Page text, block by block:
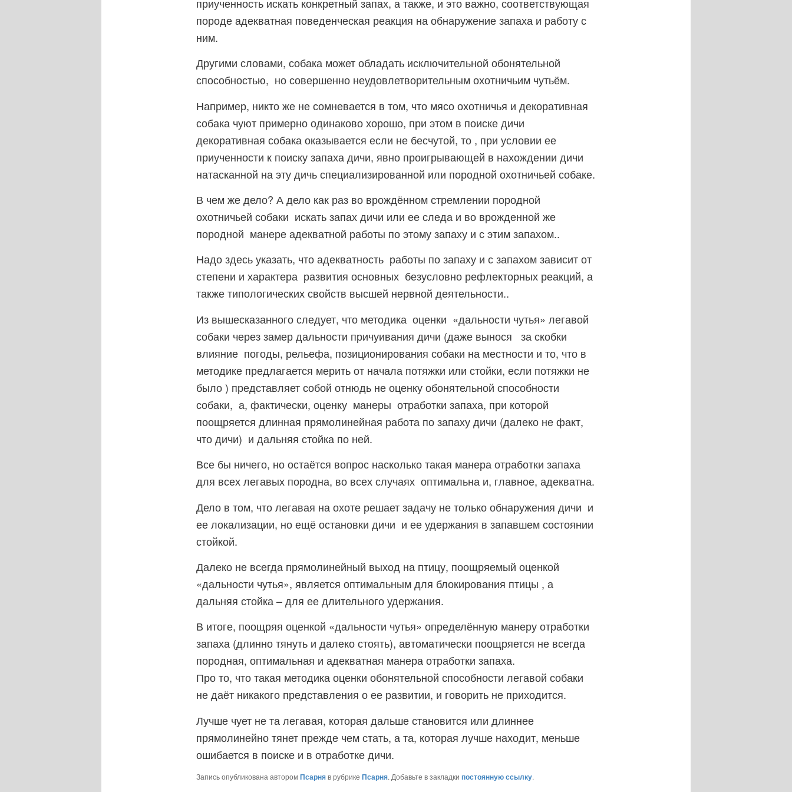
породе адекватная поведенческая реакция на обнаружение запаха и работу с
ним.
Другими словами, собака может обладать исключительной обонятельной
способностью, но совершенно неудовлетворительным охотничьим чутьём.
Например, никто же не сомневается в том, что мясо охотничья и декоративная
собака чуют примерно одинаково хорошо, при этом в поиске дичи
декоративная собака оказывается если не бесчутой, то , при условии ее
приученности к поиску запаха дичи, явно проигрывающей в нахождении дичи
натасканной на эту дичь специализированной или породной охотничьей собаке.
В чем же дело? А дело как раз во врождённом стремлении породной
охотничьей собаки искать запах дичи или ее следа и во врожденной же
породной манере адекватной работы по этому запаху и с этим запахом..
Надо здесь указать, что адекватность работы по запаху и с запахом зависит от
степени и характера развития основных безусловно рефлекторных реакций, а
также типологических свойств высшей нервной деятельности..
Из вышесказанного следует, что методика оценки «дальности чутья» легавой
собаки через замер дальности причуивания дичи (даже вынося за скобки
влияние погоды, рельефа, позиционирования собаки на местности и то, что в
методике предлагается мерить от начала потяжки или стойки, если потяжки не
было ) представляет собой отнюдь не оценку обонятельной способности
собаки, а, фактически, оценку манеры отработки запаха, при которой
поощряется длинная прямолинейная работа по запаху дичи (далеко не факт,
что дичи) и дальняя стойка по ней.
Все бы ничего, но остаётся вопрос насколько такая манера отработки запаха
для всех легавых породна, во всех случаях оптимальна и, главное, адекватна.
Дело в том, что легавая на охоте решает задачу не только обнаружения дичи и
ее локализации, но ещё остановки дичи и ее удержания в запавшем состоянии
стойкой.
Далеко не всегда прямолинейный выход на птицу, поощряемый оценкой
«дальности чутья», является оптимальным для блокирования птицы , а
дальняя стойка – для ее длительного удержания.
В итоге, поощряя оценкой «дальности чутья» определённую манеру отработки
запаха (длинно тянуть и далеко стоять), автоматически поощряется не всегда
породная, оптимальная и адекватная манера отработки запаха.
Про то, что такая методика оценки обонятельной способности легавой собаки
не даёт никакого представления о ее развитии, и говорить не приходится.
Лучше чует не та легавая, которая дальше становится или длиннее
прямолинейно тянет прежде чем стать, а та, которая лучше находит, меньше
ошибается в поиске и в отработке дичи.
Запись опубликована авторомПсарняв рубрике Псарня. Добавьте в закладки постоянную ссылку.